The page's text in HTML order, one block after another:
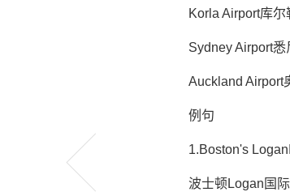
Korla Airport库
Sydney Airport
Auckland Airport
例句
1.Boston's
波士顿Logan国